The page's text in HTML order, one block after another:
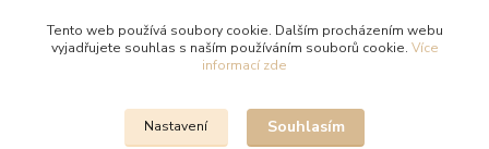
Tento web používá soubory cookie. Dalším procházením webu
vyjadřujete souhlas s naším používáním souborů cookie. Více
informací zde
Nastavení Souhlasím